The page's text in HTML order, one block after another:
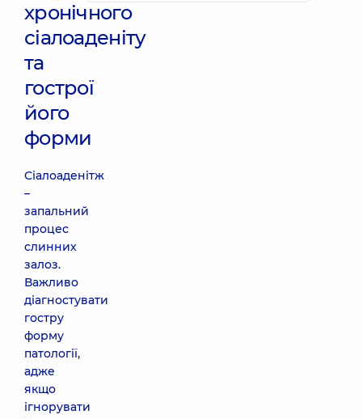
хронічного
сіалоаденіту
та
гострої
його
форми
Сіалоаденітж
–
запальний
процес
слинних
залоз.
Важливо
діагностувати
гостру
форму
патології,
адже
якщо
ігнорувати